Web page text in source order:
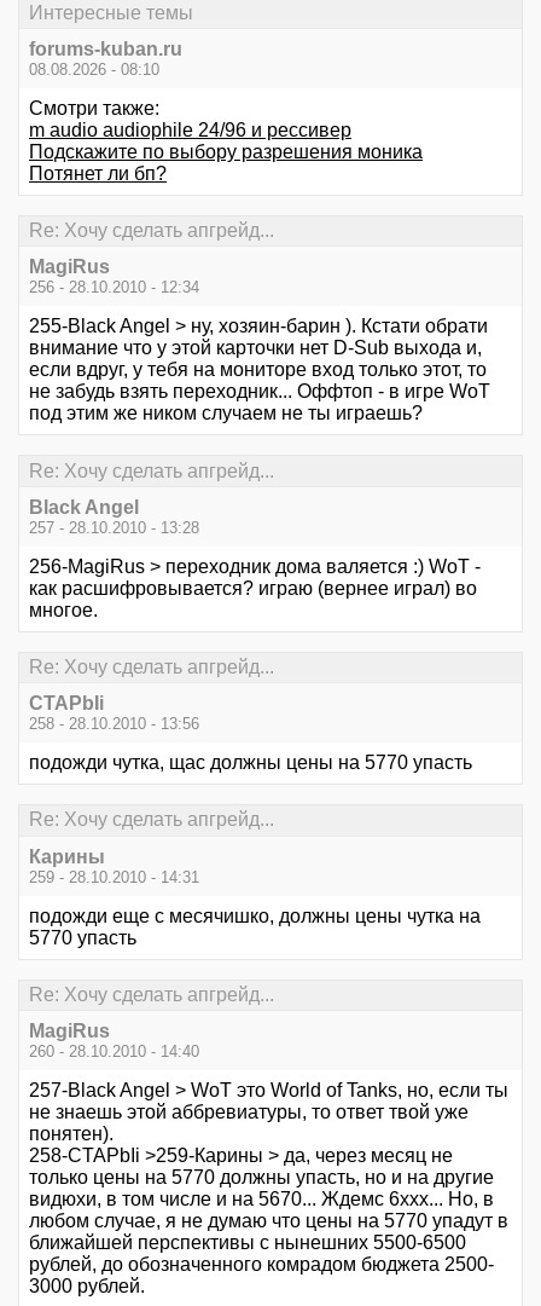
Интересные темы
forums-kuban.ru
08.08.2026 - 08:10
Смотри также:
m audio audiophile 24/96 и рессивер
Подскажите по выбору разрешения моника
Потянет ли бп?
Re: Хочу сделать апгрейд...
MagiRus
256 - 28.10.2010 - 12:34
255-Black Angel > ну, хозяин-барин ). Кстати обрати
внимание что у этой карточки нет D-Sub выхода и,
если вдруг, у тебя на мониторе вход только этот, то
не забудь взять переходник... Оффтоп - в игре WoT
под этим же ником случаем не ты играешь?
Re: Хочу сделать апгрейд...
Black Angel
257 - 28.10.2010 - 13:28
256-MagiRus > переходник дома валяется :) WoT -
как расшифровывается? играю (вернее играл) во
многое.
Re: Хочу сделать апгрейд...
CTAPbIi
258 - 28.10.2010 - 13:56
подожди чутка, щас должны цены на 5770 упасть
Re: Хочу сделать апгрейд...
Карины
259 - 28.10.2010 - 14:31
подожди еще с месячишко, должны цены чутка на
5770 упасть
Re: Хочу сделать апгрейд...
MagiRus
260 - 28.10.2010 - 14:40
257-Black Angel > WoT это World of Tanks, но, если ты
не знаешь этой аббревиатуры, то ответ твой уже
понятен).
258-CTAPbIi >259-Карины > да, через месяц не
только цены на 5770 должны упасть, но и на другие
видюхи, в том числе и на 5670... Ждемс 6ххх... Но, в
любом случае, я не думаю что цены на 5770 упадут в
ближайшей перспективы с нынешних 5500-6500
рублей, до обозначенного комрадом бюджета 2500-
3000 рублей.